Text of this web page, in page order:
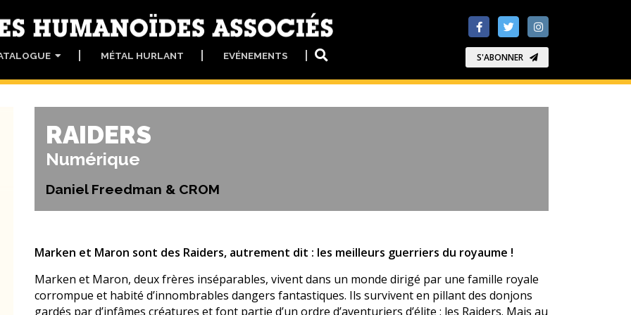
S'ABONNER
MÉTAL HURLANT EVÉNEMENTS
RAIDERS
Numérique
Daniel Freedman & CROM
Marken et Maron sont des Raiders, autrement dit : les meilleurs guerriers du royaume !
Marken et Maron, deux frères inséparables, vivent dans un monde dirigé par une famille royale
corrompue et habité d’innombrables dangers fantastiques. Ils survivent en pillant des donjons
gardés par d’infâmes créatures et font partie d’un ordre d’aventuriers d’élite : les Raiders. Mais au